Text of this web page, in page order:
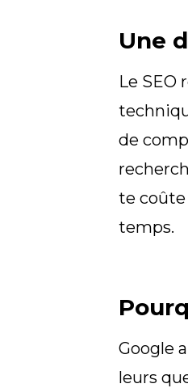
Une
Le SEO
de
te
temps.
Google
leurs